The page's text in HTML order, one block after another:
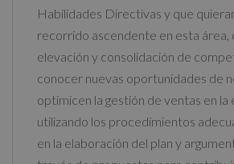
Habilidades Directivas y que
recorrido ascendente en esta área,
elevación y consolidación de
conocer nuevas oportunidades de
optimicen la gestión de ventas en la
utilizando los procedimientos
en la elaboración del plan y